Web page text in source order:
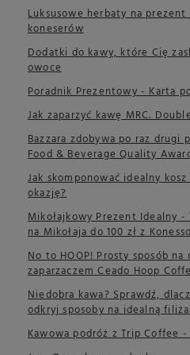
Luksusowe herbaty na
koneserów
Dodatki do kawy, które Cię
owoce
Poradnik Prezentowy - Karta
Jak zaparzyć kawę MRC.
Bazzara zdobywa po raz drugi
Food & Beverage Quality
Jak skomponować idealny
okazję?
Mikołajkowy Prezent Idealny -
na Mikołaja do 100 zł z
No to HOOP! Prosty sposób na
zaparzaczem Ceado Hoop
Niedobra kawa? Sprawdź,
odkryj sposoby na idealną
Kawowa podróż z Trip Coffee